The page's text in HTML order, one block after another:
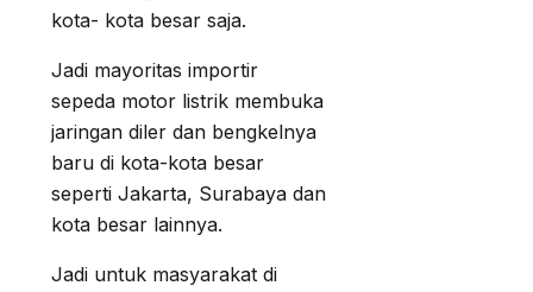
kota- kota besar saja.
Jadi mayoritas importir
sepeda motor listrik membuka
jaringan diler dan bengkelnya
baru di kota-kota besar
seperti Jakarta, Surabaya dan
kota besar lainnya.
Jadi untuk masyarakat di